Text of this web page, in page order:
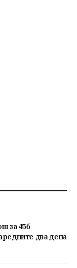
за 456
два дена